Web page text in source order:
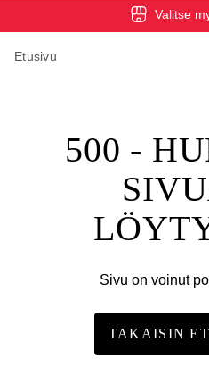
Valitse
Etusivu
500 -
Sivu on voinut
TAKAISIN